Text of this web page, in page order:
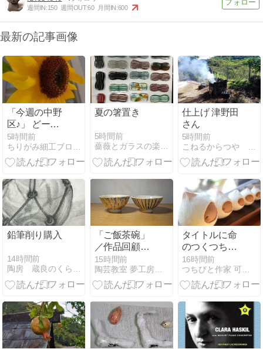
週間IN:150 週間OUT:60 月間IN:600
最新の記事画像
「今週の中野
区♪」 どーで
も・よかトロ
ン
5時間前
夏の箸置き
5時間前
仕上げ 津野田
さん
5時間前
鉛筆削り購入
14時間前
陶房 蔵良のくらくら日記
「ご飯茶碗」
／作品回顧展
№127
15時間前
タイトルに命
のつくつちび
と
16時間前